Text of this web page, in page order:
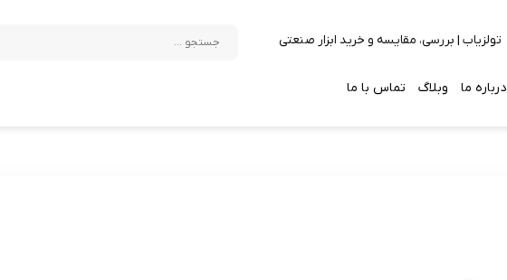
تولزیاب | بررسی، مقایسه و خرید ابزار صنعتی
درباره ما وبلاگ تماس با ما